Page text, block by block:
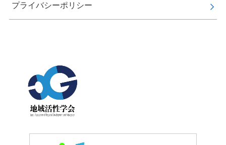
プライバシーポリシー